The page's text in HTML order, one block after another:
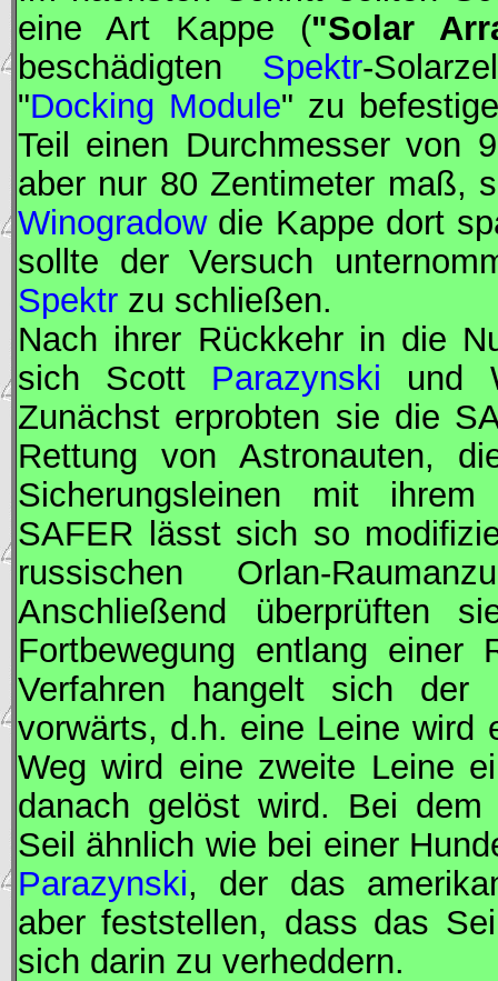
eine Art Kappe ("Solar
beschädigten Spektr-
"Docking Module" zu
Teil einen Durchmesser von
aber nur 80 Zentimeter maß,
Winogradowdie Kappe dort
sollte der Versuch
Spektr zu schließen.
Nach ihrer Rückkehr in die
sich Scott Parazynski und
Zunächst erprobten sie die
Rettung von Astronauten,
Sicherungsleinen mit
SAFER lässt sich so
russischen Orlan-
Anschließend überprüften
Fortbewegung entlang einer
Verfahren hangelt sich der
vorwärts, d.h. eine Leine wird
Weg wird eine zweite Leine
danach gelöst wird. Bei
Seil ähnlich wie bei einer
Parazynski, der das
aber feststellen, dass das
sich darin zu verheddern.